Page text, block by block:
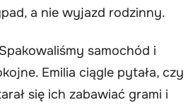
a nie wyjazd rodzinny.
samochód i
Emilia ciągle pytała, czy
się ich zabawiać grami i